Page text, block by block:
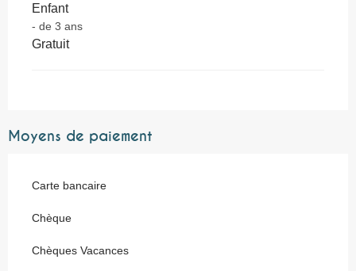
Enfant
- de 3 ans
Gratuit
Moyens de paiement
Carte bancaire
Chèque
Chèques Vacances